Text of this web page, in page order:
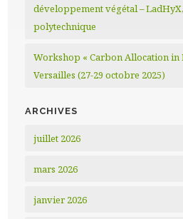
développement végétal –
polytechnique
Workshop « Carbon Allocation in
Versailles (27-29 octobre 2025)
ARCHIVES
juillet 2026
mars 2026
janvier 2026